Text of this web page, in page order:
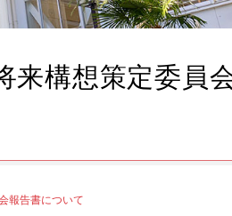
来構想策定委員
報告書について